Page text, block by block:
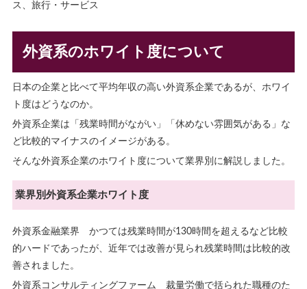
ス、旅行・サービス
外資系のホワイト度について
日本の企業と比べて平均年収の高い外資系企業であるが、ホワイ
ト度はどうなのか。
外資系企業は「残業時間がながい」「休めない雰囲気がある」な
ど比較的マイナスのイメージがある。
そんな外資系企業のホワイト度について業界別に解説しました。
業界別外資系企業ホワイト度
外資系金融業界 かつては残業時間が130時間を超えるなど比較
的ハードであったが、近年では改善が見られ残業時間は比較的改
善されました。
外資系コンサルティングファーム 裁量労働で括られた職種のた